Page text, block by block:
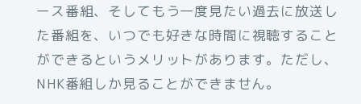
ース番組、そしてもう一度見たい過去に放送し
た番組を、いつでも好きな時間に視聴すること
ができるというメリットがあります。ただし、
NHK番組しか見ることができません。